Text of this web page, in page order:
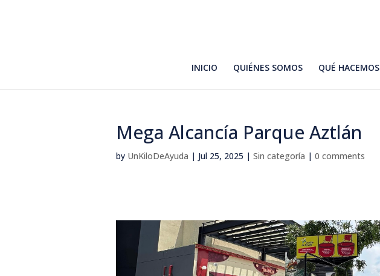
INICIO QUIÉNES SOMOS QUÉ HACEMOS
Mega Alcancía Parque Aztlán
by UnKiloDeAyuda | Jul 25, 2025 | Sin categoría | 0 comments